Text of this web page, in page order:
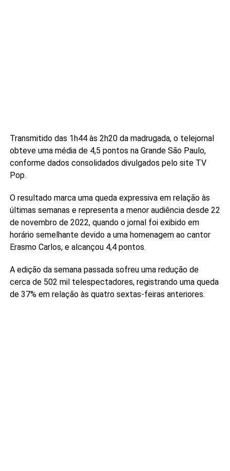
Transmitido das 1h44 às 2h20 da madrugada, o telejornal
obteve uma média de 4,5 pontos na Grande São Paulo,
conforme dados consolidados divulgados pelo site TV
Pop.
O resultado marca uma queda expressiva em relação às
últimas semanas e representa a menor audiência desde 22
de novembro de 2022, quando o jornal foi exibido em
horário semelhante devido a uma homenagem ao cantor
Erasmo Carlos, e alcançou 4,4 pontos.
A edição da semana passada sofreu uma redução de
cerca de 502 mil telespectadores, registrando uma queda
de 37% em relação às quatro sextas-feiras anteriores.